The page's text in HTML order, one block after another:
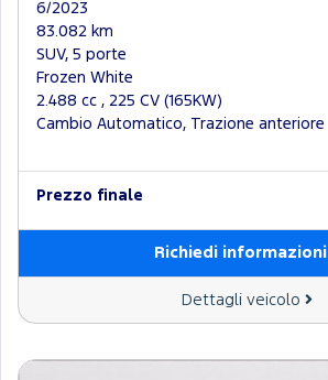
6/2023
83.082 km
SUV, 5 porte
Frozen White
2.488 cc , 225 CV (165KW)
Cambio Automatico, Trazione anteriore
Prezzo finale
Richiedi informazioni
Dettagli veicolo